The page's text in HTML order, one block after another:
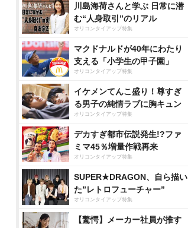
川島海荷さんと学ぶ 日常に潜
む“人身取引”のリアル
オリコンタイアップ特集
マクドナルドが40年にわたり
支える「小学生の甲子園」
オリコンタイアップ特集
イケメンてんこ盛り！尊すぎ
る男子の純情ラブに胸キュン
オリコンタイアップ特集
デカすぎ都市伝説発生!?ファ
ミマ45％増量作戦再来
オリコンタイアップ特集
SUPER★DRAGON、自ら描い
た”レトロフューチャー”
オリコンタイアップ特集
【驚愕】メーカー社員が推す